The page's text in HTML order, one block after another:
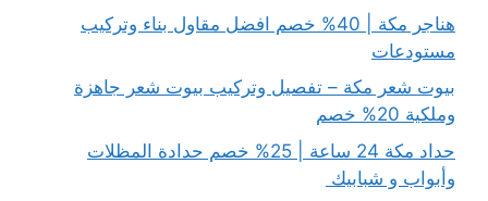
هناجر مكة | 40% خصم افضل مقاول بناء وتركيب
مستودعات
بيوت شعر مكة – تفصيل وتركيب بيوت شعر جاهزة
وملكية 20% خصم
حداد مكة 24 ساعة | 25% خصم حدادة المظلات
وأبواب و شبابيك